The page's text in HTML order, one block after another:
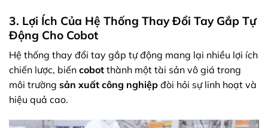
3. Lợi Ích Của Hệ Thống Thay Đổi Tay Gắp Tự
Động Cho Cobot
Hệ thống thay đổi tay gắp tự động mang lại nhiều lợi ích
chiến lược, biến cobot thành một tài sản vô giá trong
môi trường sản xuất công nghiệp đòi hỏi sự linh hoạt và
hiệu quả cao.